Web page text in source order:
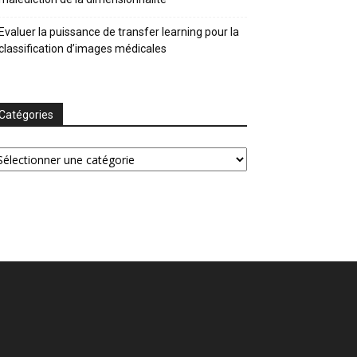
la puissance de transfer learning pour la
d’images médicales